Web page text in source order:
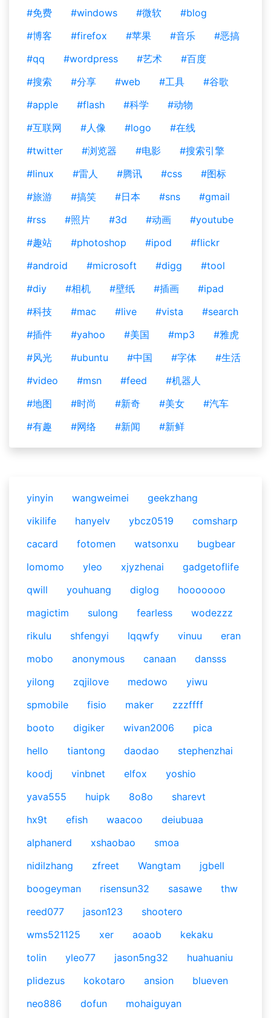
#免费
#windows #微软
#blog
#博客
#firefox #苹果 #音乐
#恶搞
#qq
#wordpress #艺术
#百度
#搜索
#分享 #web #工具
#谷歌
#apple
#flash #科学
#动物
#互联网
#人像 #logo
#在线
#twitter
#浏览器 #电影
#搜索引擎
#linux
#雷人 #腾讯 #css
#图标
#旅游
#搞笑 #日本 #sns
#gmail
#rss
#照片 #3d #动画
#youtube
#趣站
#photoshop #ipod
#flickr
#android
#microsoft #digg
#tool
#diy
#相机 #壁纸 #插画
#ipad
#科技
#mac #live #vista
#search
#插件
#yahoo #美国 #mp3
#雅虎
#风光
#ubuntu #中国 #字体
#生活
#video
#msn #feed
#机器人
#地图
#时尚 #新奇 #美女
#汽车
#有趣
#网络 #新闻 #新鲜
yinyin wangweimei
geekzhang
vikilife
hanyelv ybcz0519
comsharp
cacard
fotomen watsonxu
bugbear
lomomo
yleo xjyzhenai
gadgetoflife
qwill
youhuang diglog
hooooooo
magictim
sulong fearless
wodezzz
rikulu
shfengyi lqqwfy vinuu
eran
mobo
anonymous canaan
dansss
yilong
zqjilove medowo
yiwu
spmobile
fisio maker
zzzffff
booto
digiker wivan2006
pica
hello
tiantong daodao
stephenzhai
koodj
vinbnet elfox
yoshio
yava555
huipk 8o8o
sharevt
hx9t
efish waacoo
deiubuaa
alphanerd
xshaobao
smoa
nidilzhang
zfreet Wangtam
jgbell
boogeyman
risensun32 sasawe
thw
reed077
jason123
shootero
wms521125
xer aoaob
kekaku
tolin
yleo77 jason5ng32
huahuaniu
plidezus
kokotaro ansion
blueven
neo886
dofun mohaiguyan